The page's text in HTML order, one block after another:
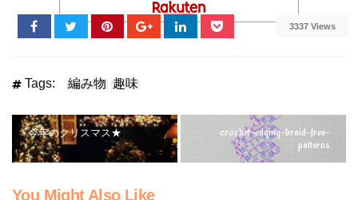
3337 Views
Tags: 編み物 趣味
今年のクリスマス★
crochet-edging-braid-free-
patterns
You Might Also Like